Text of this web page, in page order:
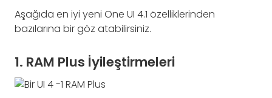
Aşağıda en iyi yeni One UI 4.1 özelliklerinden
bazılarına bir göz atabilirsiniz.
1. RAM Plus İyileştirmeleri